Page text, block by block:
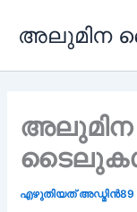
പോകുക
അലുമിന
അലുമിന
എഴുതിയത്അഡ്മിൻ89